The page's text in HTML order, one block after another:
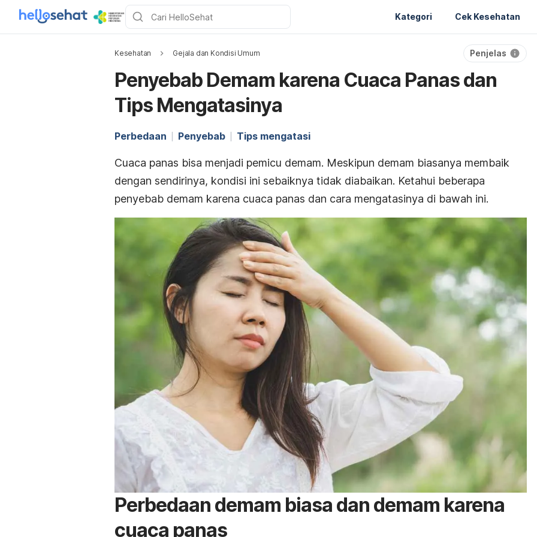
Kategori Cek Kesehatan
Kesehatan Gejala dan Kondisi Umum Penjelas
Penyebab Demam karena Cuaca Panas dan
Tips Mengatasinya
Perbedaan Penyebab Tips mengatasi
Cuaca panas bisa menjadi pemicu demam. Meskipun demam biasanya membaik
dengan sendirinya, kondisi ini sebaiknya tidak diabaikan. Ketahui beberapa
penyebab demam karena cuaca panas dan cara mengatasinya di bawah ini.
Perbedaan demam biasa dan demam karena
cuaca panas